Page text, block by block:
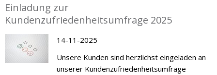
Einladung zur
Kundenzufriedenheitsumfrage 2025
14-11-2025
Unsere Kunden sind herzlichst eingeladen an
unserer Kundenzufriedenheitsumfrage